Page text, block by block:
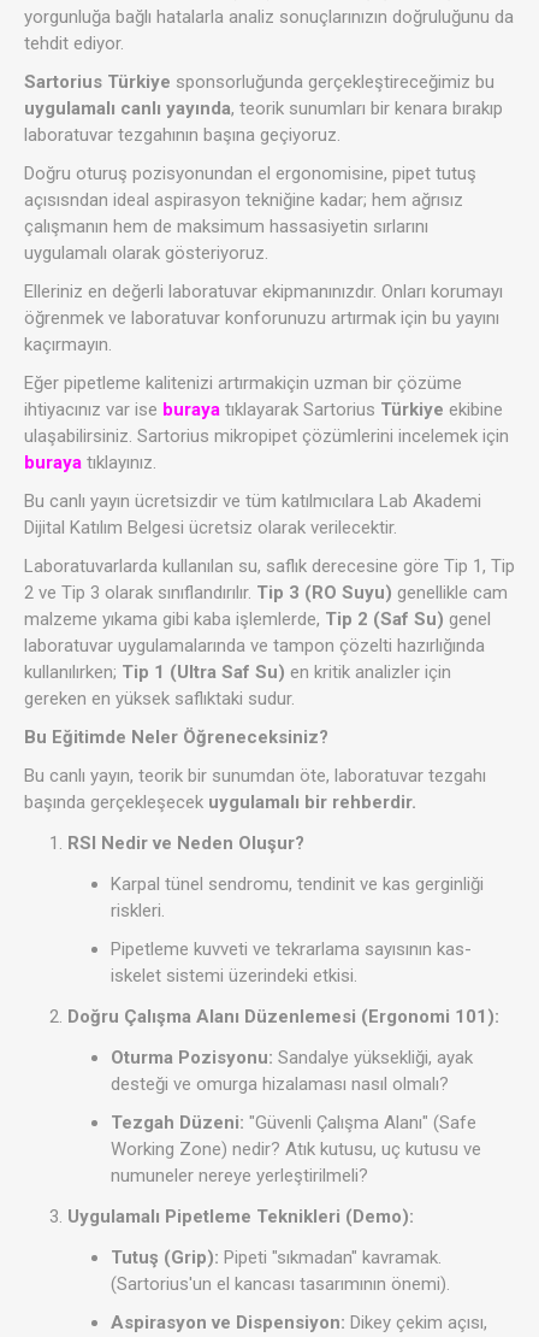
yorgunluğa bağlı hatalarla analiz sonuçlarınızın doğruluğunu da
tehdit ediyor.
Sartorius Türkiye sponsorluğunda gerçekleştireceğimiz bu
uygulamalı canlı yayında, teorik sunumları bir kenara bırakıp
laboratuvar tezgahının başına geçiyoruz.
Doğru oturuş pozisyonundan el ergonomisine, pipet tutuş
açısısndan ideal aspirasyon tekniğine kadar; hem ağrısız
çalışmanın hem de maksimum hassasiyetin sırlarını
uygulamalı olarak gösteriyoruz.
Elleriniz en değerli laboratuvar ekipmanınızdır. Onları korumayı
öğrenmek ve laboratuvar konforunuzu artırmak için bu yayını
kaçırmayın.
Eğer pipetleme kalitenizi artırmakiçin uzman bir çözüme
ihtiyacınız var ise buraya tıklayarak Sartorius Türkiye ekibine
ulaşabilirsiniz. Sartorius mikropipet çözümlerini incelemek için
buraya tıklayınız.
Bu canlı yayın ücretsizdir ve tüm katılmıcılara Lab Akademi
Dijital Katılım Belgesi ücretsiz olarak verilecektir.
Laboratuvarlarda kullanılan su, saflık derecesine göre Tip 1, Tip
2 ve Tip 3 olarak sınıflandırılır. Tip 3 (RO Suyu) genellikle cam
malzeme yıkama gibi kaba işlemlerde, Tip 2 (Saf Su) genel
laboratuvar uygulamalarında ve tampon çözelti hazırlığında
kullanılırken; Tip 1 (Ultra Saf Su) en kritik analizler için
gereken en yüksek saflıktaki sudur.
Bu Eğitimde Neler Öğreneceksiniz?
Bu canlı yayın, teorik bir sunumdan öte, laboratuvar tezgahı
başında gerçekleşecek uygulamalı bir rehberdir.
RSI Nedir ve Neden Oluşur?
Karpal tünel sendromu, tendinit ve kas gerginliği
riskleri.
Pipetleme kuvveti ve tekrarlama sayısının kas-
iskelet sistemi üzerindeki etkisi.
Doğru Çalışma Alanı Düzenlemesi (Ergonomi 101):
Oturma Pozisyonu: Sandalye yüksekliği, ayak
desteği ve omurga hizalaması nasıl olmalı?
Tezgah Düzeni: "Güvenli Çalışma Alanı" (Safe
Working Zone) nedir? Atık kutusu, uç kutusu ve
numuneler nereye yerleştirilmeli?
Uygulamalı Pipetleme Teknikleri (Demo):
Tutuş (Grip): Pipeti "sıkmadan" kavramak.
(Sartorius'un el kancası tasarımının önemi).
Aspirasyon ve Dispensiyon: Dikey çekim açısı,